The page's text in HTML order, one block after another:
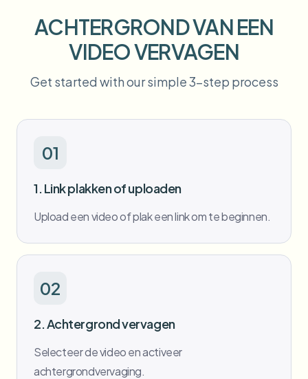
Gezicht wisselen - Video
Hoge doorvoer pipelines
Alles vervagen
Uploads, taken en webhooks automatiseren
Contactformulier
ACHTERGROND VAN EEN
VIDEO VERVAGEN
Get started with our simple 3-step process
01
1. Link plakken of uploaden
Upload een video of plak een link om te beginnen.
02
2. Achtergrond vervagen
Selecteer de video en activeer
achtergrondvervaging.